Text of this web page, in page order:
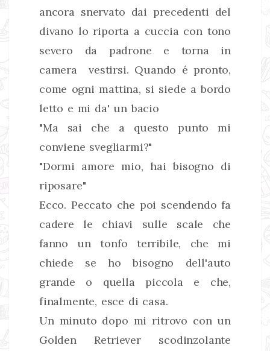
ancora snervato dai precedenti del
divano lo riporta a cuccia con tono
severo da padrone e torna in
camera vestirsi. Quando é pronto,
come ogni mattina, si siede a bordo
letto e mi da' un bacio
"Ma sai che a questo punto mi
conviene svegliarmi?"
"Dormi amore mio, hai bisogno di
riposare"
Ecco. Peccato che poi scendendo fa
cadere le chiavi sulle scale che
fanno un tonfo terribile, che mi
chiede se ho bisogno dell'auto
grande o quella piccola e che,
finalmente, esce di casa.
Un minuto dopo mi ritrovo con un
Golden Retriever scodinzolante